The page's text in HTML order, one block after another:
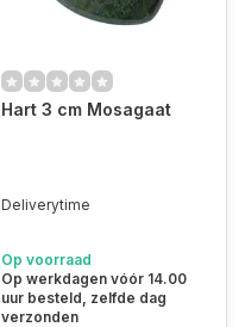
Hart 3 cm Mosagaat
Deliverytime
Op voorraad
Op werkdagen vóór 14.00
uur besteld, zelfde dag
verzonden